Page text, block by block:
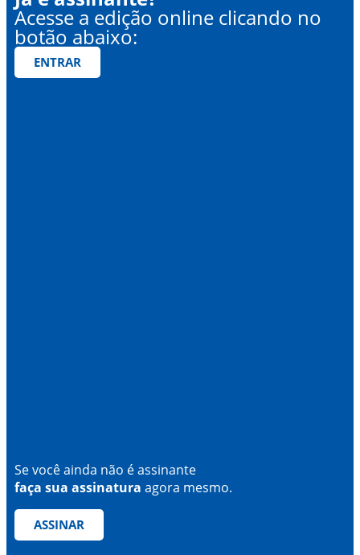
Acesse a edição online clicando no
botão abaixo:
ENTRAR
Se você ainda não é assinante
faça sua assinatura agora mesmo.
ASSINAR